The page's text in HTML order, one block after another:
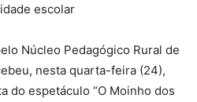
escolar
Núcleo Pedagógico Rural de
nesta quarta-feira (24),
do espetáculo “O Moinho dos